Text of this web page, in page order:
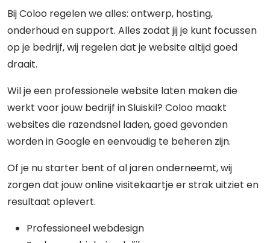
Bij Coloo regelen we alles: ontwerp, hosting,
onderhoud en support. Alles zodat jij je kunt focussen
op je bedrijf, wij regelen dat je website altijd goed
draait.
Wil je een professionele website laten maken die
werkt voor jouw bedrijf in Sluiskil? Coloo maakt
websites die razendsnel laden, goed gevonden
worden in Google en eenvoudig te beheren zijn.
Of je nu starter bent of al jaren onderneemt, wij
zorgen dat jouw online visitekaartje er strak uitziet en
resultaat oplevert.
Professioneel webdesign